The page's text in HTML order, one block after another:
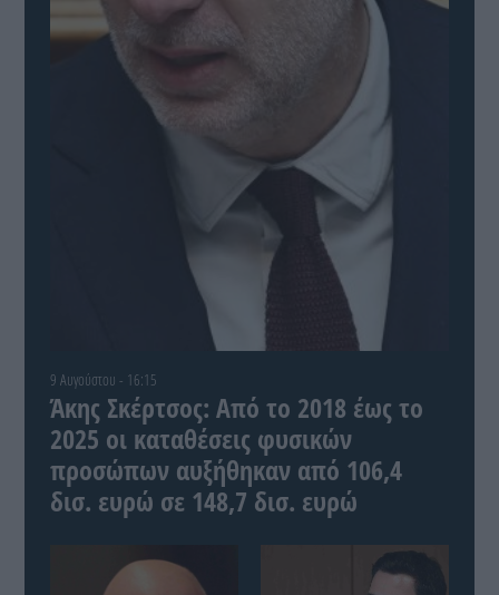
9 Αυγούστου - 16:15
Άκης Σκέρτσος: Από το 2018 έως το
2025 οι καταθέσεις φυσικών
προσώπων αυξήθηκαν από 106,4
δισ. ευρώ σε 148,7 δισ. ευρώ